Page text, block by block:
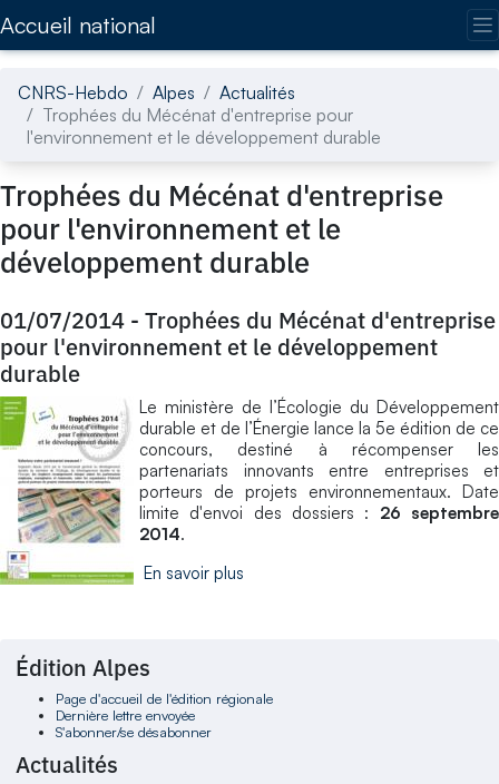
Accueil national
CNRS-Hebdo Alpes
Actualités
Trophées du Mécénat d'entreprise pour
l'environnement et le développement durable
Trophées du Mécénat d'entreprise
pour l'environnement et le
développement durable
01/07/2014 - Trophées du Mécénat d'entreprise
pour l'environnement et le développement
durable
Le ministère de l’Écologie du Développement
durable et de l’Énergie lance la 5e édition de ce
concours, destiné à récompenser les
partenariats innovants entre entreprises et
porteurs de projets environnementaux. Date
limite d'envoi des dossiers : 26 septembre
2014.
En savoir plus
Édition Alpes
Page d'accueil de l'édition régionale
Dernière lettre envoyée
S'abonner/se désabonner
Actualités